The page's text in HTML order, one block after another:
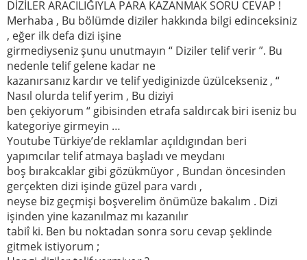
DİZİLER ARACILIĞIYLA PARA KAZANMAK SORU CEVAP !
Merhaba , Bu bölümde diziler hakkında bilgi edinceksiniz
, eğer ilk defa dizi işine
girmediyseniz şunu unutmayın “ Diziler telif verir ”. Bu
nedenle telif gelene kadar ne
kazanırsanız kardır ve telif yediginizde üzülcekseniz , “
Nasıl olurda telif yerim , Bu diziyi
ben çekiyorum “ gibisinden etrafa saldırcak biri iseniz bu
kategoriye girmeyin …
Youtube Türkiye’de reklamlar açıldıgından beri
yapımcılar telif atmaya başladı ve meydanı
boş bırakcaklar gibi gözükmüyor , Bundan öncesinden
gerçekten dizi işinde güzel para vardı ,
neyse biz geçmişi boşverelim önümüze bakalım . Dizi
işinden yine kazanılmaz mı kazanılır
tabiî ki. Ben bu noktadan sonra soru cevap şeklinde
gitmek istiyorum ;